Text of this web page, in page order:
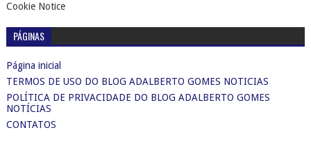
Cookie Notice
PÁGINAS
Página inicial
TERMOS DE USO DO BLOG ADALBERTO GOMES NOTICIAS
POLÍTICA DE PRIVACIDADE DO BLOG ADALBERTO GOMES
NOTÍCIAS
CONTATOS